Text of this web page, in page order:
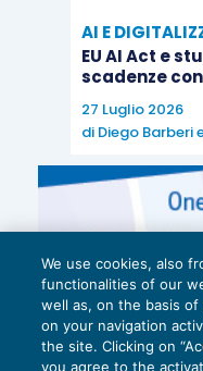
AI E
EU AI Act e
scadenze
27 Luglio 2026
di Diego Barberi
We use cookies, also
functionalities of our
well as, on the basis
on your navigation
the site. Clicking on
you agree to the